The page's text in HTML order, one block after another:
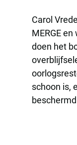
Carol
MERGE
doen het
schoon is,